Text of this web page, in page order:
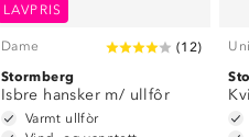
LAVPRIS
Dame (12)
Stormberg
Isbre hansker m/ ullfôr
Varmt ullfòr